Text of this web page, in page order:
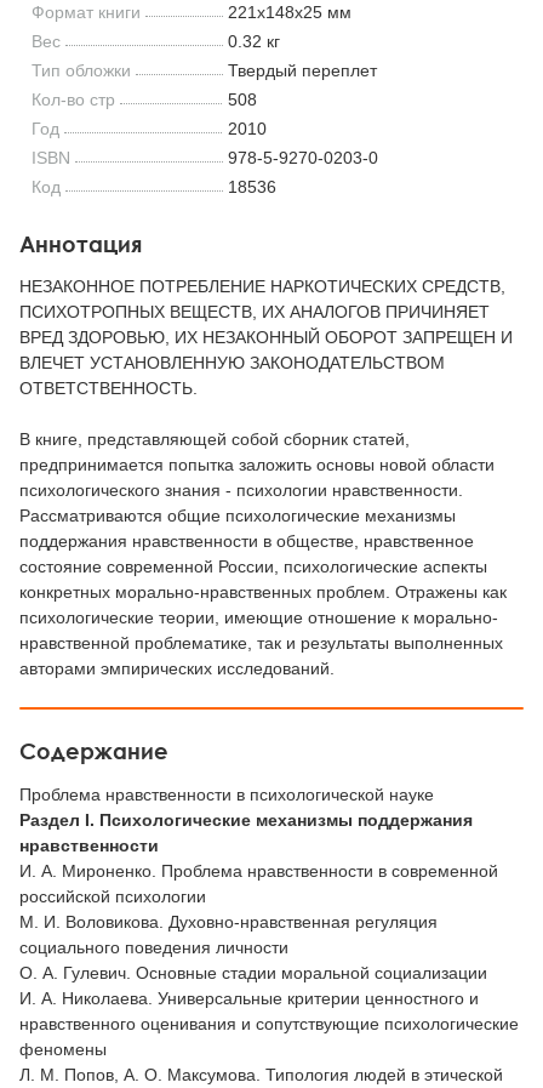
Формат книги
221x148x25 мм
Вес
0.32 кг
Тип обложки
Твердый переплет
Кол-во стр
508
Год
2010
ISBN
978-5-9270-0203-0
Код
18536
Аннотация
НЕЗАКОННОЕ ПОТРЕБЛЕНИЕ НАРКОТИЧЕСКИХ СРЕДСТВ,
ПСИХОТРОПНЫХ ВЕЩЕСТВ, ИХ АНАЛОГОВ ПРИЧИНЯЕТ
ВРЕД ЗДОРОВЬЮ, ИХ НЕЗАКОННЫЙ ОБОРОТ ЗАПРЕЩЕН И
ВЛЕЧЕТ УСТАНОВЛЕННУЮ ЗАКОНОДАТЕЛЬСТВОМ
ОТВЕТСТВЕННОСТЬ.
В книге, представляющей собой сборник статей,
предпринимается попытка заложить основы новой области
психологического знания - психологии нравственности.
Рассматриваются общие психологические механизмы
поддержания нравственности в обществе, нравственное
состояние современной России, психологические аспекты
конкретных морально-нравственных проблем. Отражены как
психологические теории, имеющие отношение к морально-
нравственной проблематике, так и результаты выполненных
авторами эмпирических исследований.
Содержание
Проблема нравственности в психологической науке
Раздел I. Психологические механизмы поддержания
нравственности
И. А. Мироненко. Проблема нравственности в современной
российской психологии
М. И. Воловикова. Духовно-нравственная регуляция
социального поведения личности
О. А. Гулевич. Основные стадии моральной социализации
И. А. Николаева. Универсальные критерии ценностного и
нравственного оценивания и сопутствующие психологические
феномены
Л. М. Попов, А. О. Максумова. Типология людей в этической